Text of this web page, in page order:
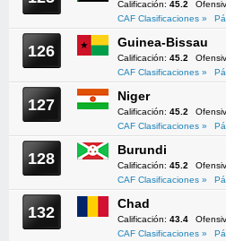
Calificación: 45.2
CAF Clasificaciones »
126 Guinea-Bissau
Calificación: 45.2
CAF Clasificaciones »
127 Niger
Calificación: 45.2
CAF Clasificaciones »
128 Burundi
Calificación: 45.2
CAF Clasificaciones »
132 Chad
Calificación: 43.4
CAF Clasificaciones »